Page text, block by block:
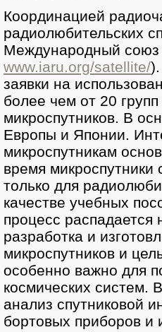
Координацией
радиолюбительских
Международный союз
www.iaru.org/satellite/
заявки на
более чем от 20
микроспутников. В
Европы и Японии.
микроспутникам
время микроспутники
только для
качестве учебных
процесс
разработка и
микроспутников и
особенно важно для
космических систем.
анализ спутниковой
бортовых приборов и